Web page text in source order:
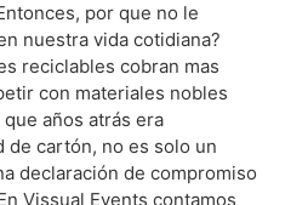
por que no le
nuestra vida cotidiana?
reciclables cobran mas
con materiales nobles
años atrás era
de cartón, no es solo un
declaración de compromiso
Vissual Events contamos